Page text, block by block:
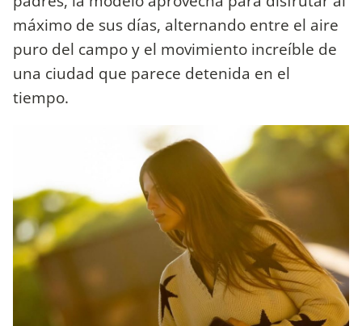
máximo de sus días, alternando entre el aire
puro del campo y el movimiento increíble de
una ciudad que parece detenida en el
tiempo.